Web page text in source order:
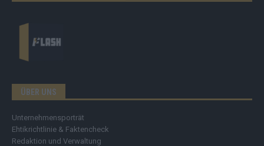
ÜBER UNS
Unternehmensporträt
Ehtikrichtlinie & Faktencheck
Redaktion und Verwaltung